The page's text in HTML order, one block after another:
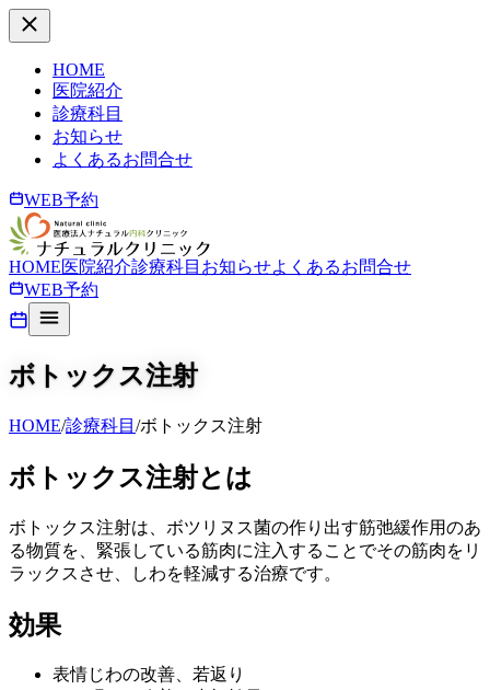
HOME
医院紹介
診療科目
お知らせ
よくあるお問合せ
WEB予約
HOME医院紹介診療科目 お知らせよくあるお問合せ
WEB予約
ボトックス注射
HOME/診療科目 /ボトックス注射
ボトックス注射とは
ボトックス注射は、ボツリヌス菌の作り出す筋弛緩作用のあ
る物質を、緊張している筋肉に注入することでその筋肉をリ
ラックスさせ、しわを軽減する治療です。
効果
表情じわの改善、若返り